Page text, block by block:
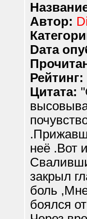
Автор:
Dата
Рейтинг:
Цитата:
неё .Вот
закрыл
боль
боялся